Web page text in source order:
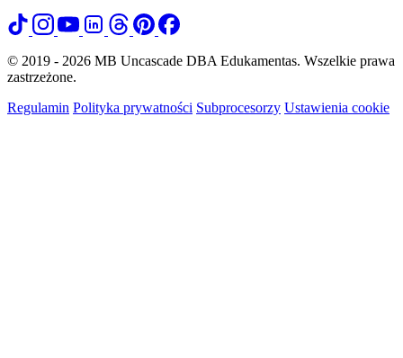
© 2019 - 2026 MB Uncascade DBA Edukamentas. Wszelkie prawa
zastrzeżone.
Regulamin Polityka prywatności Subprocesorzy Ustawienia cookie